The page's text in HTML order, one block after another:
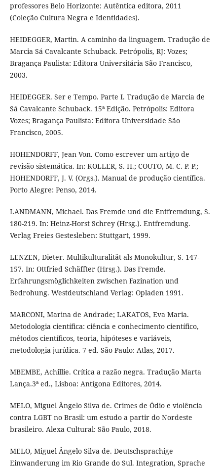
professores Belo Horizonte: Autêntica editora, 2011
(Coleção Cultura Negra e Identidades).
HEIDEGGER, Martin. A caminho da linguagem. Tradução de
Marcia Sá Cavalcante Schuback. Petrópolis, RJ: Vozes;
Bragança Paulista: Editora Universitária São Francisco,
2003.
HEIDEGGER. Ser e Tempo. Parte I. Tradução de Marcia de
Sá Cavalcante Schuback. 15ª Edição. Petrópolis: Editora
Vozes; Bragança Paulista: Editora Universidade São
Francisco, 2005.
HOHENDORFF, Jean Von. Como escrever um artigo de
revisão sistemática. In: KOLLER, S. H.; COUTO, M. C. P. P.;
HOHENDORFF, J. V. (Orgs.). Manual de produção científica.
Porto Alegre: Penso, 2014.
LANDMANN, Michael. Das Fremde und die Entfremdung, S.
180-219. In: Heinz-Horst Schrey (Hrsg.). Entfremdung.
Verlag Freies Gestesleben: Stuttgart, 1999.
LENZEN, Dieter. Multikulturalität als Monokultur, S. 147-
157. In: Ottfried Schäffter (Hrsg.). Das Fremde.
Erfahrungsmöglichkeiten zwischen Fazination und
Bedrohung. Westdeutschland Verlag: Opladen 1991.
MARCONI, Marina de Andrade; LAKATOS, Eva Maria.
Metodologia científica: ciência e conhecimento científico,
métodos científicos, teoria, hipóteses e variáveis,
metodologia jurídica. 7 ed. São Paulo: Atlas, 2017.
MBEMBE, Achillie. Crítica a razão negra. Tradução Marta
Lança.3ª ed., Lisboa: Antígona Editores, 2014.
MELO, Miguel Ângelo Silva de. Crimes de Ódio e violência
contra LGBT no Brasil: um estudo a partir do Nordeste
brasileiro. Alexa Cultural: São Paulo, 2018.
MELO, Miguel Ângelo Silva de. Deutschsprachige
Einwanderung im Rio Grande do Sul. Integration, Sprache